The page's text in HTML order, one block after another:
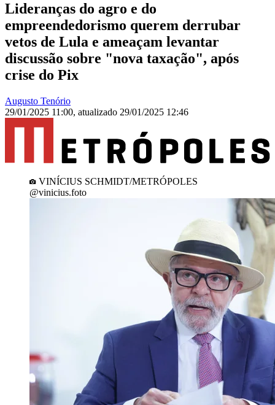
Lideranças do agro e do
empreendedorismo querem derrubar
vetos de Lula e ameaçam levantar
discussão sobre "nova taxação", após
crise do Pix
Augusto Tenório
29/01/2025 11:00, atualizado 29/01/2025 12:46
VINÍCIUS SCHMIDT/METRÓPOLES
@vinicius.foto